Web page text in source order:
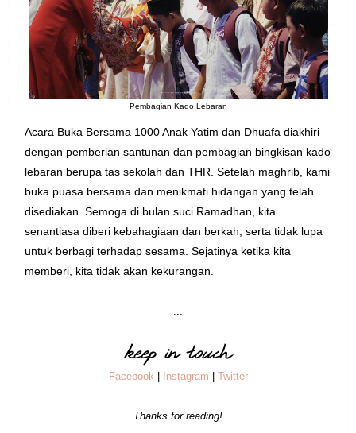
Pembagian Kado Lebaran
Acara Buka Bersama 1000 Anak Yatim dan Dhuafa diakhiri
dengan pemberian santunan dan pembagian bingkisan kado
lebaran berupa tas sekolah dan THR. Setelah maghrib, kami
buka puasa bersama dan menikmati hidangan yang telah
disediakan. Semoga di bulan suci Ramadhan, kita
senantiasa diberi kebahagiaan dan berkah, serta tidak lupa
untuk berbagi terhadap sesama. Sejatinya ketika kita
memberi, kita tidak akan kekurangan.
...
Facebook Instagram Twitter
Thanks for reading!